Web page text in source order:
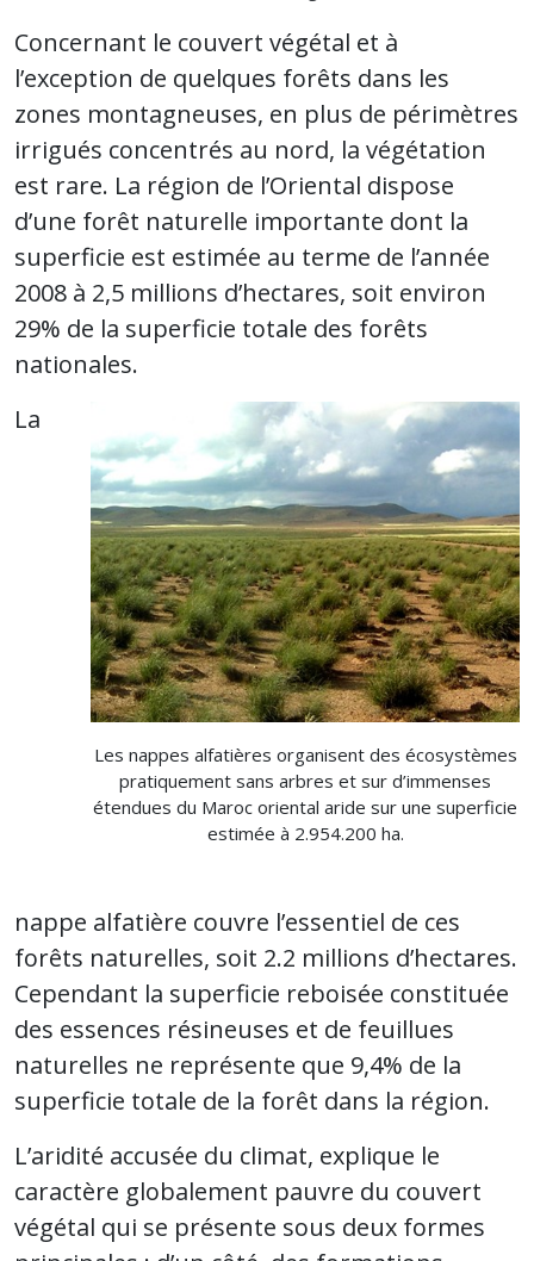
Concernant le couvert végétal et à
l’exception de quelques forêts dans les
zones montagneuses, en plus de périmètres
irrigués concentrés au nord, la végétation
est rare. La région de l’Oriental dispose
d’une forêt naturelle importante dont la
superficie est estimée au terme de l’année
2008 à 2,5 millions d’hectares, soit environ
29% de la superficie totale des forêts
nationales.
Les nappes alfatières organisent des écosystèmes
pratiquement sans arbres et sur d’immenses
étendues du Maroc oriental aride sur une superficie
estimée à 2.954.200 ha.
La
nappe alfatière couvre l’essentiel de ces
forêts naturelles, soit 2.2 millions d’hectares.
Cependant la superficie reboisée constituée
des essences résineuses et de feuillues
naturelles ne représente que 9,4% de la
superficie totale de la forêt dans la région.
L’aridité accusée du climat, explique le
caractère globalement pauvre du couvert
végétal qui se présente sous deux formes